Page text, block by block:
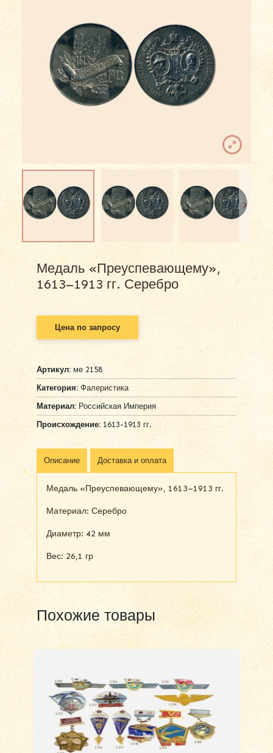
Медаль «Преуспевающему»,
1613–1913 гг. Серебро
Цена по запросу
Артикул:ме 2158
Категория: Фалеристика
Материал:Российская Империя
Происхождение: 1613-1913 гг.
Описание Доставка и оплата
Медаль «Преуспевающему», 1613–1913 гг.
Материал: Серебро
Диаметр: 42 мм
Вес: 26,1 гр
Похожие товары